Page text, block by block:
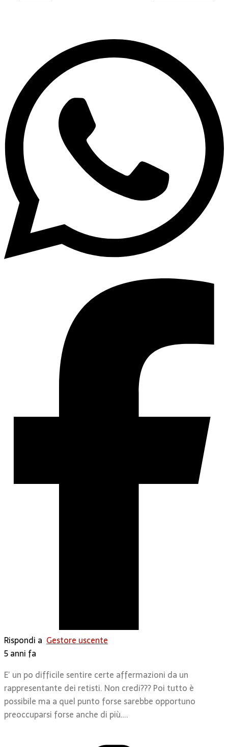
Rispondi a Gestore uscente
5 anni fa
E’ un po difficile sentire certe affermazioni da un
rappresentante dei retisti. Non credi??? Poi tutto è
possibile ma a quel punto forse sarebbe opportuno
preoccuparsi forse anche di più….